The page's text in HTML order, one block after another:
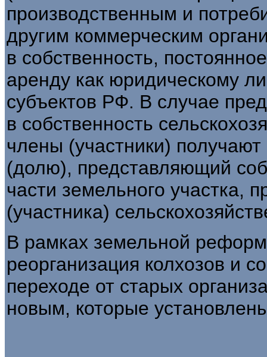
производственным и
другим коммерческим
в собственность,
аренду как юридическому
субъек­тов РФ. В случае
в собственность
члены (участники)
(долю), представляющий
части земельного участка,
(участника)
В рамках земельной
реорганиза­ция колхозов и
переходе от старых
новым, которые